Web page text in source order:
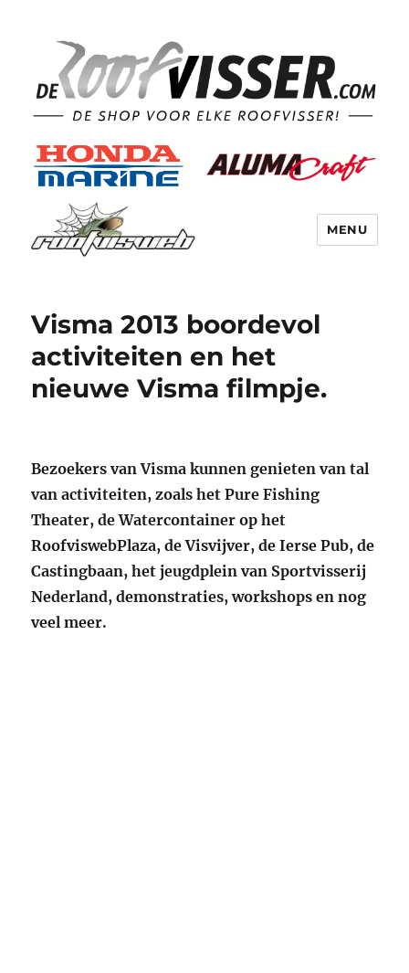
MENU
Visma 2013 boordevol
activiteiten en het
nieuwe Visma filmpje.
Bezoekers van Visma kunnen genieten van tal
van activiteiten, zoals het Pure Fishing
Theater, de Watercontainer op het
RoofviswebPlaza, de Visvijver, de Ierse Pub, de
Castingbaan, het jeugdplein van Sportvisserij
Nederland, demonstraties, workshops en nog
veel meer.